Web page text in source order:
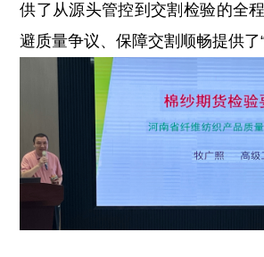
供了从源头管控到交割检验的全
避质量争议、保障交割顺畅提供了“